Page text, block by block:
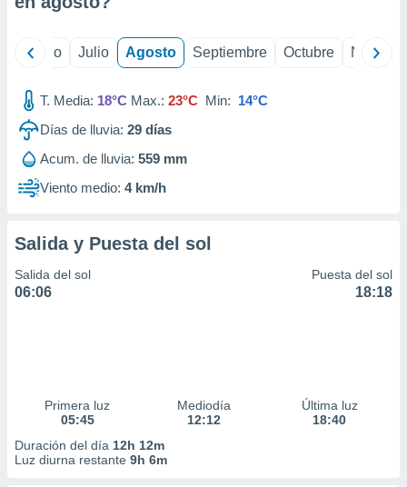
mediante
publicidad
publicidad
1199
Junio Julio Agosto Septiembre Octubre
T. Media: 18°C Max.: 23°C Min: 14°C
Días de lluvia: 29 días
Acum. de lluvia: 559 mm
Viento medio: 4 km/h
Salida y Puesta del sol
Salida del sol
06:06
Puesta del sol
18:18
Primera luz
05:45
Mediodía
12:12
Última luz
18:40
Duración del día 12h 12m
Luz diurna restante 9h 6m